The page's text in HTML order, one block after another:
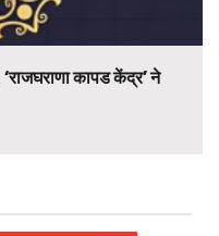
कापड केंद्र’ ने